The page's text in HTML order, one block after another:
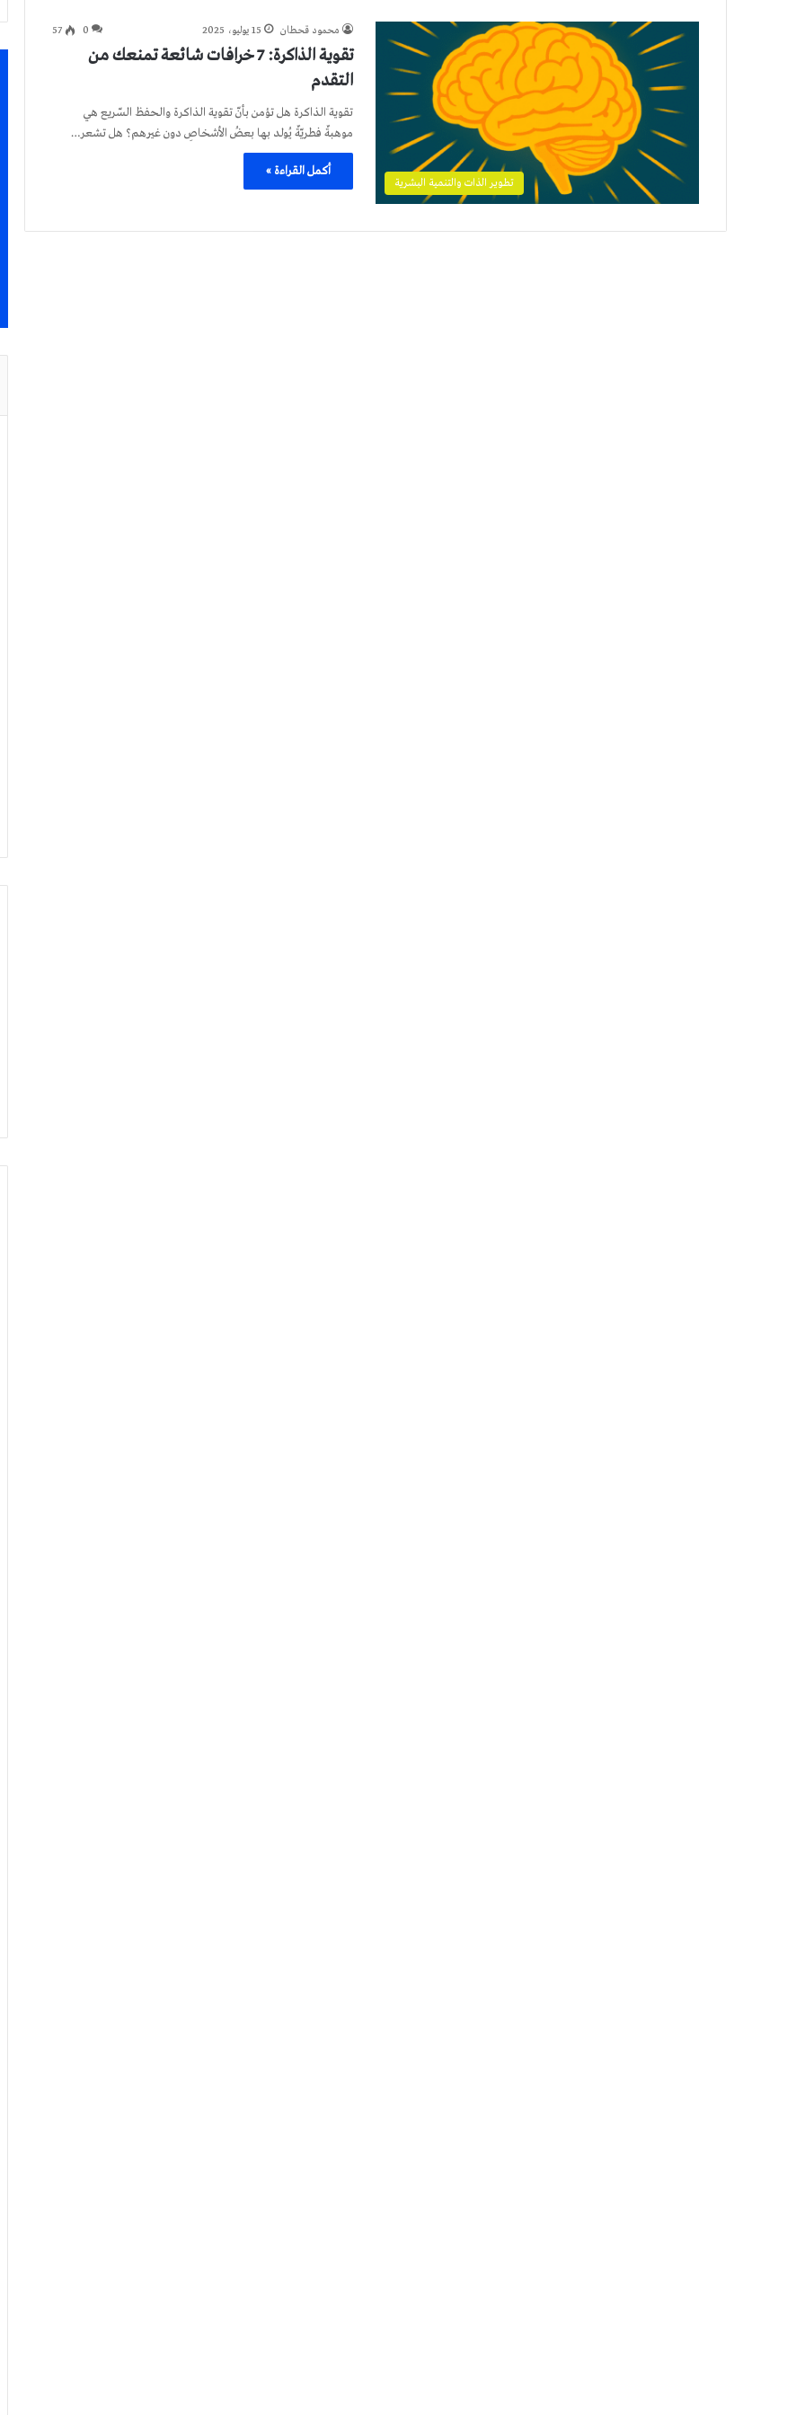
تطوير الذات والتنمية البشرية
محمود قحطان 15 يوليو، 2025 0
57
تقوية الذاكرة: 7 خرافات شائعة تمنعك من
التقدم
تقوية الذاكرة هل تؤمن بأنّ تقوية الذاكرة والحفظ السّريع هي
موهبةٌ فطريّةٌ يُولد بها بعضُ الأشخاصِ دون غيرهم؟ هل تشعر…
أكمل القراءة »